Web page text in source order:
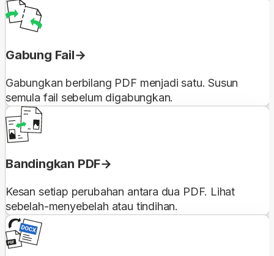
Gabung Fail
Gabungkan berbilang PDF menjadi satu. Susun
semula fail sebelum digabungkan.
Bandingkan PDF
Kesan setiap perubahan antara dua PDF. Lihat
sebelah-menyebelah atau tindihan.